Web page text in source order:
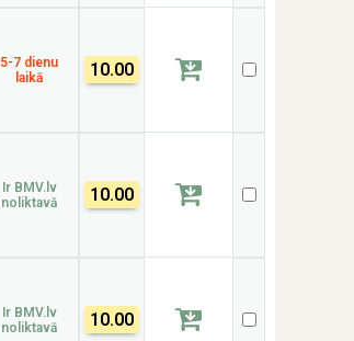
5-7 dienu
laikā
10.00
Ir BMV.lv
noliktavā
10.00
Ir BMV.lv
noliktavā
10.00